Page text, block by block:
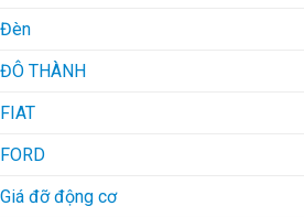
Đèn
ĐÔ THÀNH
FIAT
FORD
Giá đỡ động cơ